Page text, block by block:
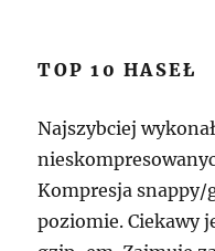
TOP 10 HASEŁ
Najszybciej
Kompresja
poziomie. Ciekawy